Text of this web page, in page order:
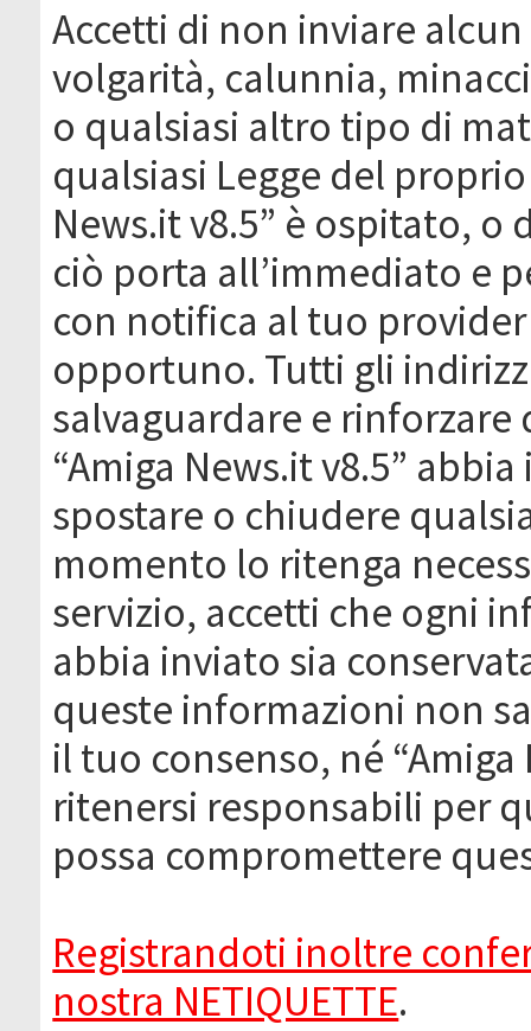
Accetti di non inviare
volgarità, calunnia,
o qualsiasi altro tipo di
qualsiasi Legge del
News.it v8.5” è ospitato, o
ciò porta all’immediato e
con notifica al tuo
opportuno. Tutti gli
salvaguardare e
“Amiga News.it v8.5”
spostare o chiudere
momento lo ritenga
servizio, accetti che ogni
abbia inviato sia
queste informazioni non
il tuo consenso, né
ritenersi responsabili per
possa compromettere
Registrandoti inoltre
nostra NETIQUETTE.